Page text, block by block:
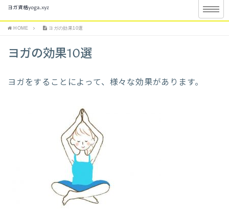
ヨガ資格yoga.xyz
HOME ヨガの効果10選
ヨガの効果10選
ヨガをすることによって、様々な効果があります。